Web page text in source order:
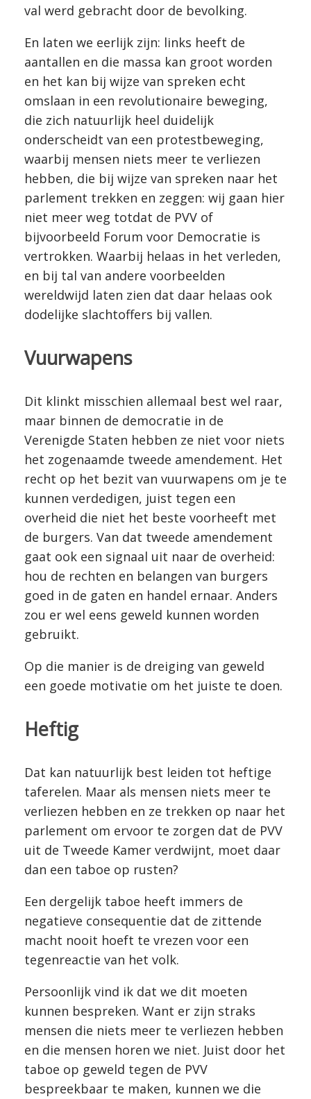
val werd gebracht door de bevolking.
En laten we eerlijk zijn: links heeft de
aantallen en die massa kan groot worden
en het kan bij wijze van spreken echt
omslaan in een revolutionaire beweging,
die zich natuurlijk heel duidelijk
onderscheidt van een protestbeweging,
waarbij mensen niets meer te verliezen
hebben, die bij wijze van spreken naar het
parlement trekken en zeggen: wij gaan hier
niet meer weg totdat de PVV of
bijvoorbeeld Forum voor Democratie is
vertrokken. Waarbij helaas in het verleden,
en bij tal van andere voorbeelden
wereldwijd laten zien dat daar helaas ook
dodelijke slachtoffers bij vallen.
Vuurwapens
Dit klinkt misschien allemaal best wel raar,
maar binnen de democratie in de
Verenigde Staten hebben ze niet voor niets
het zogenaamde tweede amendement. Het
recht op het bezit van vuurwapens om je te
kunnen verdedigen, juist tegen een
overheid die niet het beste voorheeft met
de burgers. Van dat tweede amendement
gaat ook een signaal uit naar de overheid:
hou de rechten en belangen van burgers
goed in de gaten en handel ernaar. Anders
zou er wel eens geweld kunnen worden
gebruikt.
Op die manier is de dreiging van geweld
een goede motivatie om het juiste te doen.
Heftig
Dat kan natuurlijk best leiden tot heftige
taferelen. Maar als mensen niets meer te
verliezen hebben en ze trekken op naar het
parlement om ervoor te zorgen dat de PVV
uit de Tweede Kamer verdwijnt, moet daar
dan een taboe op rusten?
Een dergelijk taboe heeft immers de
negatieve consequentie dat de zittende
macht nooit hoeft te vrezen voor een
tegenreactie van het volk.
Persoonlijk vind ik dat we dit moeten
kunnen bespreken. Want er zijn straks
mensen die niets meer te verliezen hebben
en die mensen horen we niet. Juist door het
taboe op geweld tegen de PVV
bespreekbaar te maken, kunnen we die